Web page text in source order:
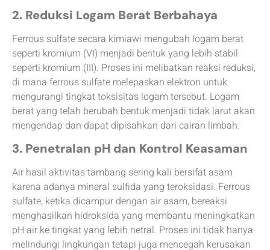
2. Reduksi Logam Berat Berbahaya
Ferrous sulfate secara kimiawi mengubah logam berat
seperti kromium (VI) menjadi bentuk yang lebih stabil
seperti kromium (III). Proses ini melibatkan reaksi reduksi,
di mana ferrous sulfate melepaskan elektron untuk
mengurangi tingkat toksisitas logam tersebut. Logam
berat yang telah berubah bentuk menjadi tidak larut akan
mengendap dan dapat dipisahkan dari cairan limbah.
3. Penetralan pH dan Kontrol Keasaman
Air hasil aktivitas tambang sering kali bersifat asam
karena adanya mineral sulfida yang teroksidasi. Ferrous
sulfate, ketika dicampur dengan air asam, bereaksi
menghasilkan hidroksida yang membantu meningkatkan
pH air ke tingkat yang lebih netral. Proses ini tidak hanya
melindungi lingkungan tetapi juga mencegah kerusakan